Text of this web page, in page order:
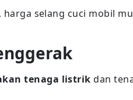
selang cuci mobil
tenaga listrik dan